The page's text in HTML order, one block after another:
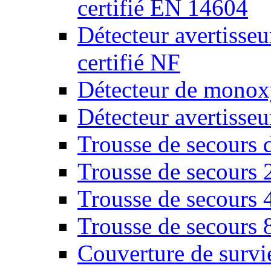
certifié EN 14604
Détecteur
certifié NF
Détecteur de
Détecteur
Trousse de secours
Trousse de secours
Trousse de secours
Trousse de secours
Couverture de